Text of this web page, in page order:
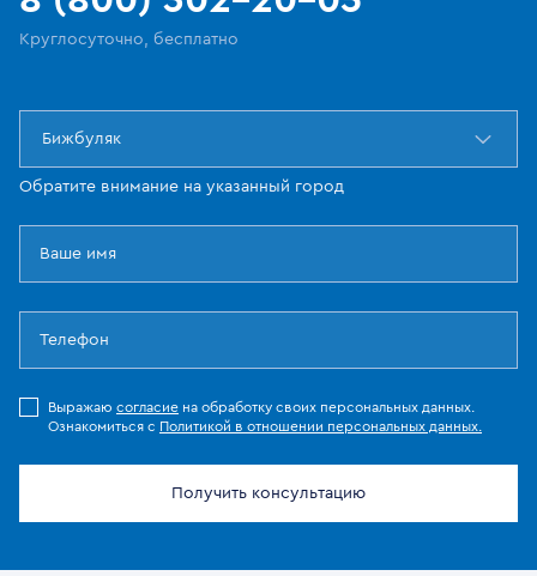
Круглосуточно, бесплатно
Бижбуляк
Обратите внимание на указанный город
Выражаю согласие на обработку своих персональных данных.
Ознакомиться с Политикой в отношении персональных данных.
Получить консультацию